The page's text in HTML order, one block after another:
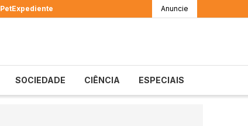
PetExpediente Anuncie
SOCIEDADE CIÊNCIA ESPECIAIS